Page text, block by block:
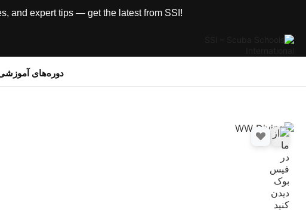
and expert tips — get the latest from SSI!
دوره‌های